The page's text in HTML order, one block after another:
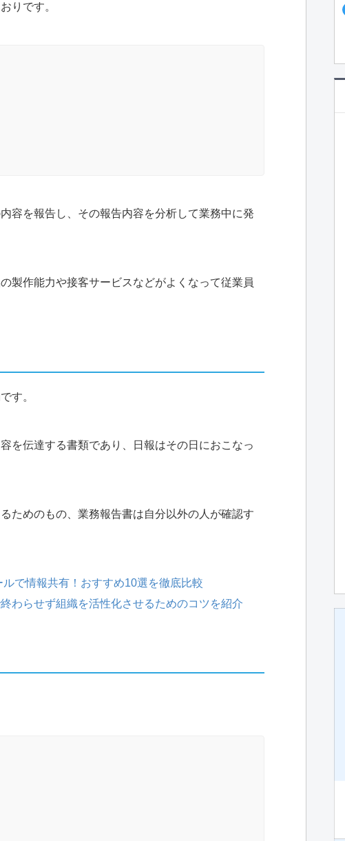
りです。
容を報告し、その報告内容を分析して業務中に発
製作能力や接客サービスなどがよくなって従業員
す。
を伝達する書類であり、日報はその日におこなっ
ためのもの、業務報告書は自分以外の人が確認す
ルで情報共有！おすすめ10選を徹底比較
わらせず組織を活性化させるためのコツを紹介